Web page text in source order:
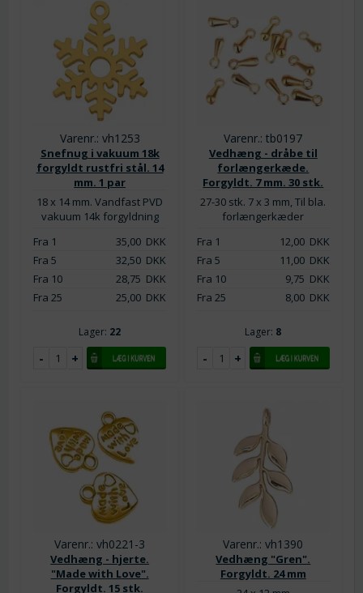
Varenr.: vh1253
Snefnug i vakuum 18k
forgyldt rustfri stål. 14
mm. 1 par
18 x 14 mm. Vandfast PVD
vakuum 14k forgyldning
Fra 1
35,00DKK
Fra 5
32,50DKK
Fra 10
28,75 DKK
Fra 25
25,00DKK
Lager: 22
Varenr.: tb0197
Vedhæng - dråbe til
forlængerkæde.
Forgyldt. 7 mm. 30 stk.
27-30 stk. 7 x 3 mm, Til bla.
forlængerkæder
Fra 1
12,00DKK
Fra 5
11,00DKK
Fra 10
9,75 DKK
Fra 25
8,00DKK
Lager: 8
Varenr.: vh0221-3
Vedhæng - hjerte.
"Made with Love".
Forgyldt. 15 stk.
Varenr.: vh1390
Vedhæng "Gren".
Forgyldt. 24 mm